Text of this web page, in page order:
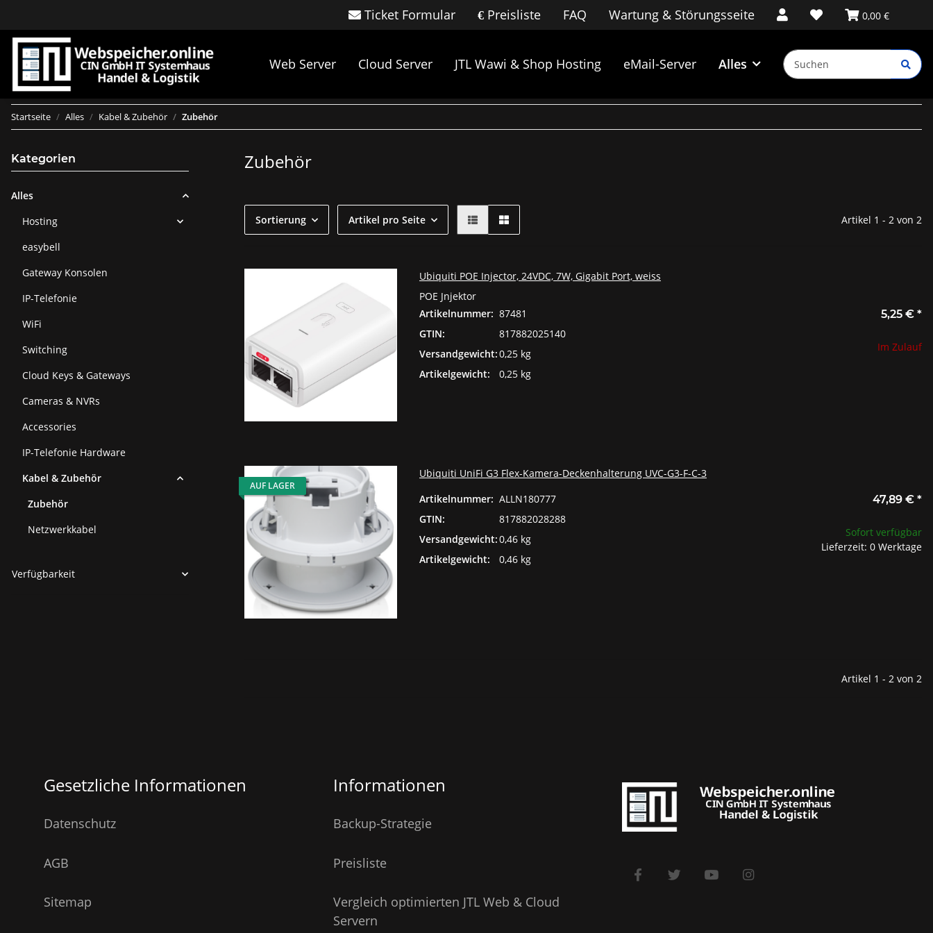
Ticket Formular Preisliste FAQ Wartung & Störungsseite 0,00 €
Web Server Cloud Server JTL Wawi & Shop Hosting eMail-Server Alles
Startseite Alles Kabel & Zubehör Zubehör
Zubehör
Sortierung Artikel pro Seite Artikel 1 - 2 von 2
Ubiquiti POE Injector, 24VDC, 7W, Gigabit Port, weiss
POE Jnjektor
Artikelnummer: 87481
GTIN:
817882025140
Versandgewicht:0,25 kg
Artikelgewicht:
0,25 kg
5,25 € *
Im Zulauf
AUF LAGER
Ubiquiti UniFi G3 Flex-Kamera-Deckenhalterung UVC-G3-F-C-3
Artikelnummer: ALLN180777
GTIN:
817882028288
Versandgewicht:0,46 kg
Artikelgewicht:
0,46 kg
47,89 € *
Sofort verfügbar
Lieferzeit: 0 Werktage
Artikel 1 - 2 von 2
Kategorien
Alles
Hosting
easybell
Gateway Konsolen
IP-Telefonie
WiFi
Switching
Cloud Keys & Gateways
Cameras & NVRs
Accessories
IP-Telefonie Hardware
Kabel & Zubehör
Zubehör
Netzwerkkabel
Verfügbarkeit
Gesetzliche Informationen
Datenschutz
AGB
Sitemap
Informationen
Backup-Strategie
Preisliste
Vergleich optimierten JTL Web & Cloud
Servern